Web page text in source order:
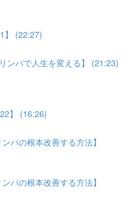
】 (22:27)
パで人生を変える】 (21:23)
】 (16:26)
パの根本改善する方法】
パの根本改善する方法】